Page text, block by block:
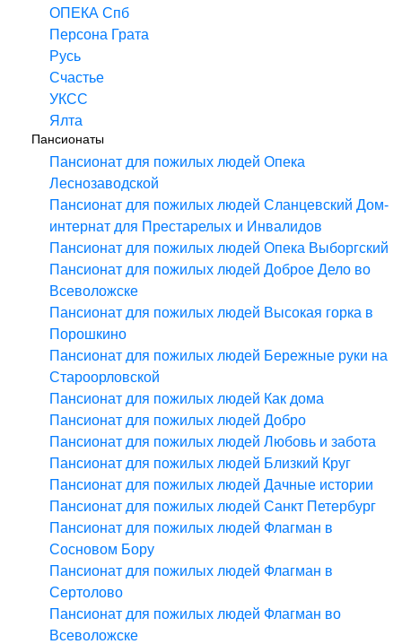
ОПЕКА Спб
Персона Грата
Русь
Счастье
УКСС
Ялта
Пансионаты
Пансионат для пожилых людей Опека
Леснозаводской
Пансионат для пожилых людей Сланцевский Дом-
интернат для Престарелых и Инвалидов
Пансионат для пожилых людей Опека Выборгский
Пансионат для пожилых людей Доброе Дело во
Всеволожске
Пансионат для пожилых людей Высокая горка в
Порошкино
Пансионат для пожилых людей Бережные руки на
Староорловской
Пансионат для пожилых людей Как дома
Пансионат для пожилых людей Добро
Пансионат для пожилых людей Любовь и забота
Пансионат для пожилых людей Близкий Круг
Пансионат для пожилых людей Дачные истории
Пансионат для пожилых людей Санкт Петербург
Пансионат для пожилых людей Флагман в
Сосновом Бору
Пансионат для пожилых людей Флагман в
Сертолово
Пансионат для пожилых людей Флагман во
Всеволожске